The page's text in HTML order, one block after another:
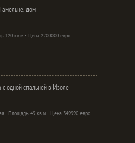
дом
120 кв.м. - Цена 2200000 евро
с одной спальней в Изоле
- Площадь 49 кв.м. - Цена 349990 евро